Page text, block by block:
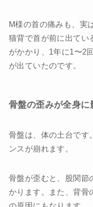
M様の首の痛みも、実
猫背で首が前に出てい
がかかり、1年に1〜2
が出ていたのです。
骨盤の歪みが全身に
骨盤は、体の土台です
ンスが崩れます。
骨盤が歪むと、股関節
かります。また、背骨